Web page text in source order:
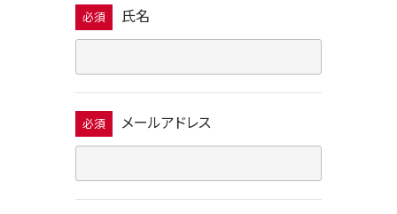
必須 氏名
必須 メールアドレス